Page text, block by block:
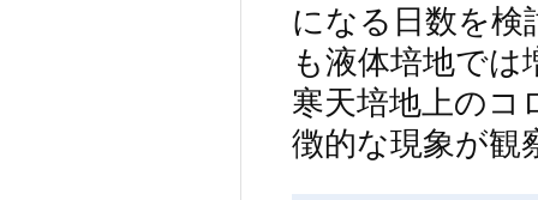
になる日数を検
も液体培地で
寒天培地上のコ
徴的な現象が観